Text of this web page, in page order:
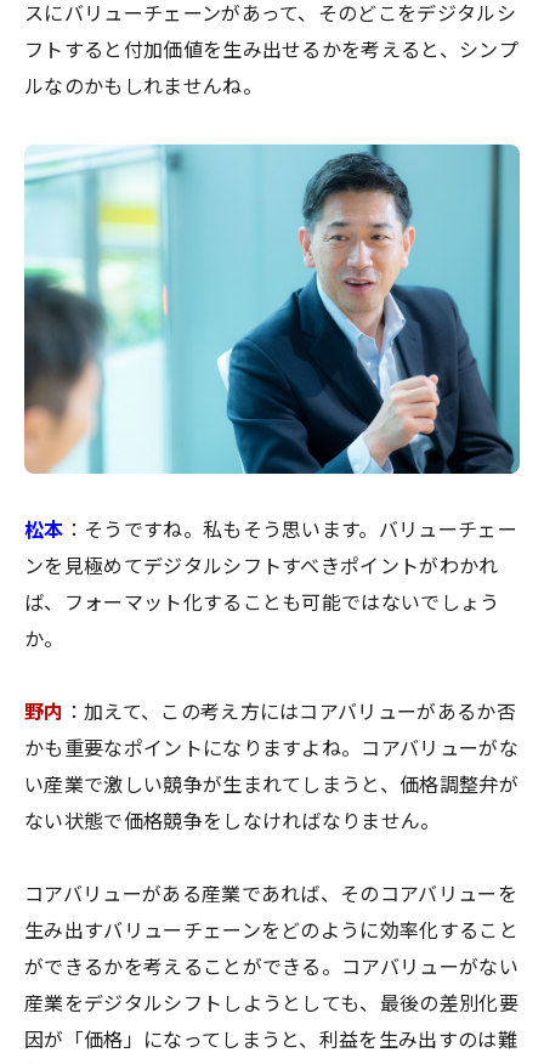
スにバリューチェーンがあって、そのどこをデジタルシ
フトすると付加価値を生み出せるかを考えると、シンプ
ルなのかもしれませんね。
松本 ：そうですね。私もそう思います。バリューチェー
ンを見極めてデジタルシフトすべきポイントがわかれ
ば、フォーマット化することも可能ではないでしょう
か。
野内 ：加えて、この考え方にはコアバリューがあるか否
かも重要なポイントになりますよね。コアバリューがな
い産業で激しい競争が生まれてしまうと、価格調整弁が
ない状態で価格競争をしなければなりません。
コアバリューがある産業であれば、そのコアバリューを
生み出すバリューチェーンをどのように効率化すること
ができるかを考えることができる。コアバリューがない
産業をデジタルシフトしようとしても、最後の差別化要
因が「価格」になってしまうと、利益を生み出すのは難